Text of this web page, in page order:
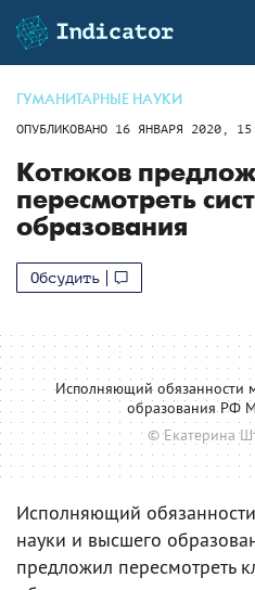
ГУМАНИТАРНЫЕ НАУКИ
ОПУБЛИКОВАНО 16 ЯНВАРЯ 2020,
Котюков
пересмотреть
образования
Обсудить
Исполняющий обязанности
образования РФ
© Екатерина
Исполняющий
науки и высшего
предложил пересмотреть